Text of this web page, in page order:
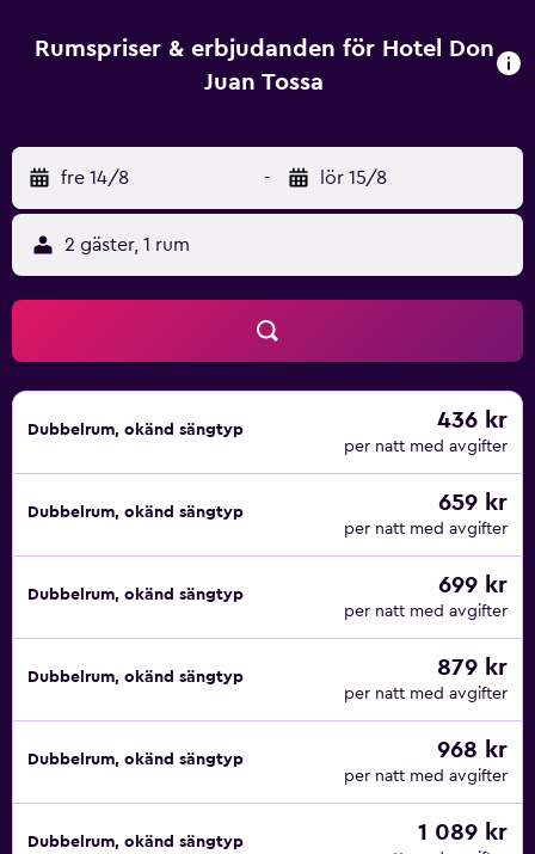
Fritidsaktiviteterna nedan finns antingen tillgängliga på
plats eller i närheten. Avgifter kan tillkomma.
Rumspriser & erbjudanden för Hotel Don
Juan Tossa
fre 14/8 - lör 15/8
2 gäster, 1 rum
Dubbelrum, okänd sängtyp 436 kr
per natt med avgifter
Dubbelrum, okänd sängtyp 659 kr
per natt med avgifter
Dubbelrum, okänd sängtyp 699 kr
per natt med avgifter
Dubbelrum, okänd sängtyp 879 kr
per natt med avgifter
Dubbelrum, okänd sängtyp 968 kr
per natt med avgifter
Dubbelrum, okänd sängtyp 1 089 kr